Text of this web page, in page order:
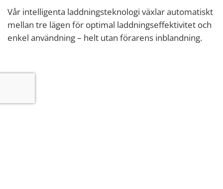
Vår intelligenta laddningsteknologi växlar automatiskt
mellan tre lägen för optimal laddningseffektivitet och
enkel användning – helt utan förarens inblandning.